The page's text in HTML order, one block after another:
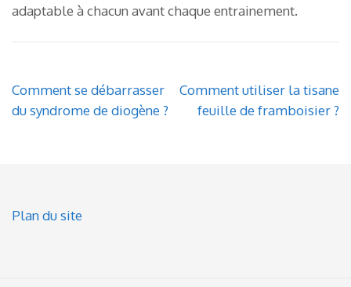
adaptable à chacun avant chaque entrainement.
Post
navigation
Comment se débarrasser
du syndrome de diogène ?
Comment utiliser la tisane
feuille de framboisier ?
Plan du site